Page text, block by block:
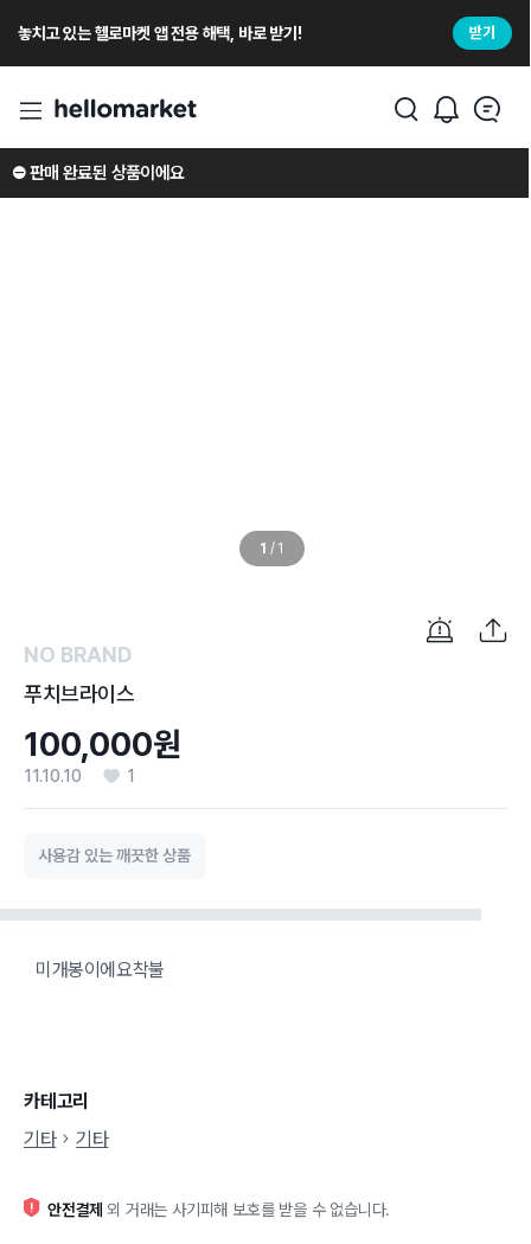
놓치고 있는 헬로마켓 앱 전용 해택, 바로 받기! 받기
1 / 1
⛔️ 판매 완료된 상품이에요
NO BRAND
푸치브라이스
100,000원
11.10.10 1
사용감 있는 깨끗한 상품
미개봉이에요착불
카테고리
기타
기타
안전결제 외 거래는 사기피해 보호를 받을 수 없습니다.